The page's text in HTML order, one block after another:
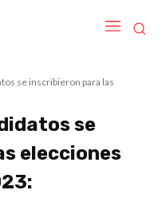
se inscribieron para las
se
elecciones